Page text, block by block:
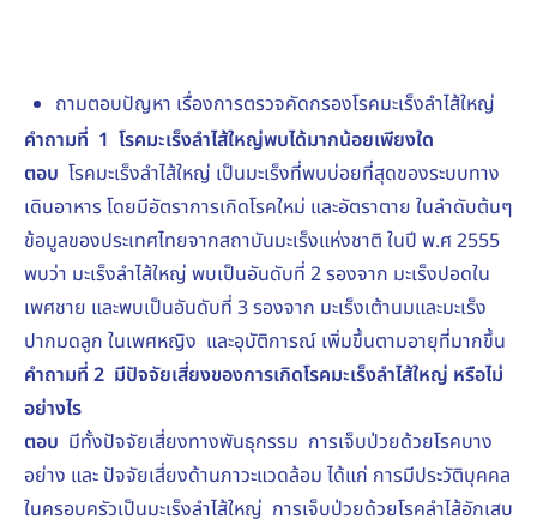
ถามตอบปัญหา เรื่องการตรวจคัดกรองโรคมะเร็งลำไส้ใหญ่
คำถามที่ 1 โรคมะเร็งลำไส้ใหญ่พบได้มากน้อยเพียงใด
ตอบ โรคมะเร็งลำไส้ใหญ่ เป็นมะเร็งที่พบบ่อยที่สุดของระบบทาง
เดินอาหาร โดยมีอัตราการเกิดโรคใหม่ และอัตราตาย ในลำดับต้นๆ
ข้อมูลของประเทศไทยจากสถาบันมะเร็งแห่งชาติ ในปี พ.ศ 2555
พบว่า มะเร็งลำไส้ใหญ่ พบเป็นอันดับที่ 2 รองจาก มะเร็งปอดใน
เพศชาย และพบเป็นอันดับที่ 3 รองจาก มะเร็งเต้านมและมะเร็ง
ปากมดลูก ในเพศหญิง และอุบัติการณ์ เพิ่มขึ้นตามอายุที่มากขึ้น
คำถามที่ 2 มีปัจจัยเสี่ยงของการเกิดโรคมะเร็งลำไส้ใหญ่ หรือไม่
อย่างไร
ตอบ มีทั้งปัจจัยเสี่ยงทางพันธุกรรม การเจ็บป่วยด้วยโรคบาง
อย่าง และ ปัจจัยเสี่ยงด้านภาวะแวดล้อม ได้แก่ การมีประวัติบุคคล
ในครอบครัวเป็นมะเร็งลำไส้ใหญ่ การเจ็บป่วยด้วยโรคลำไส้อักเสบ